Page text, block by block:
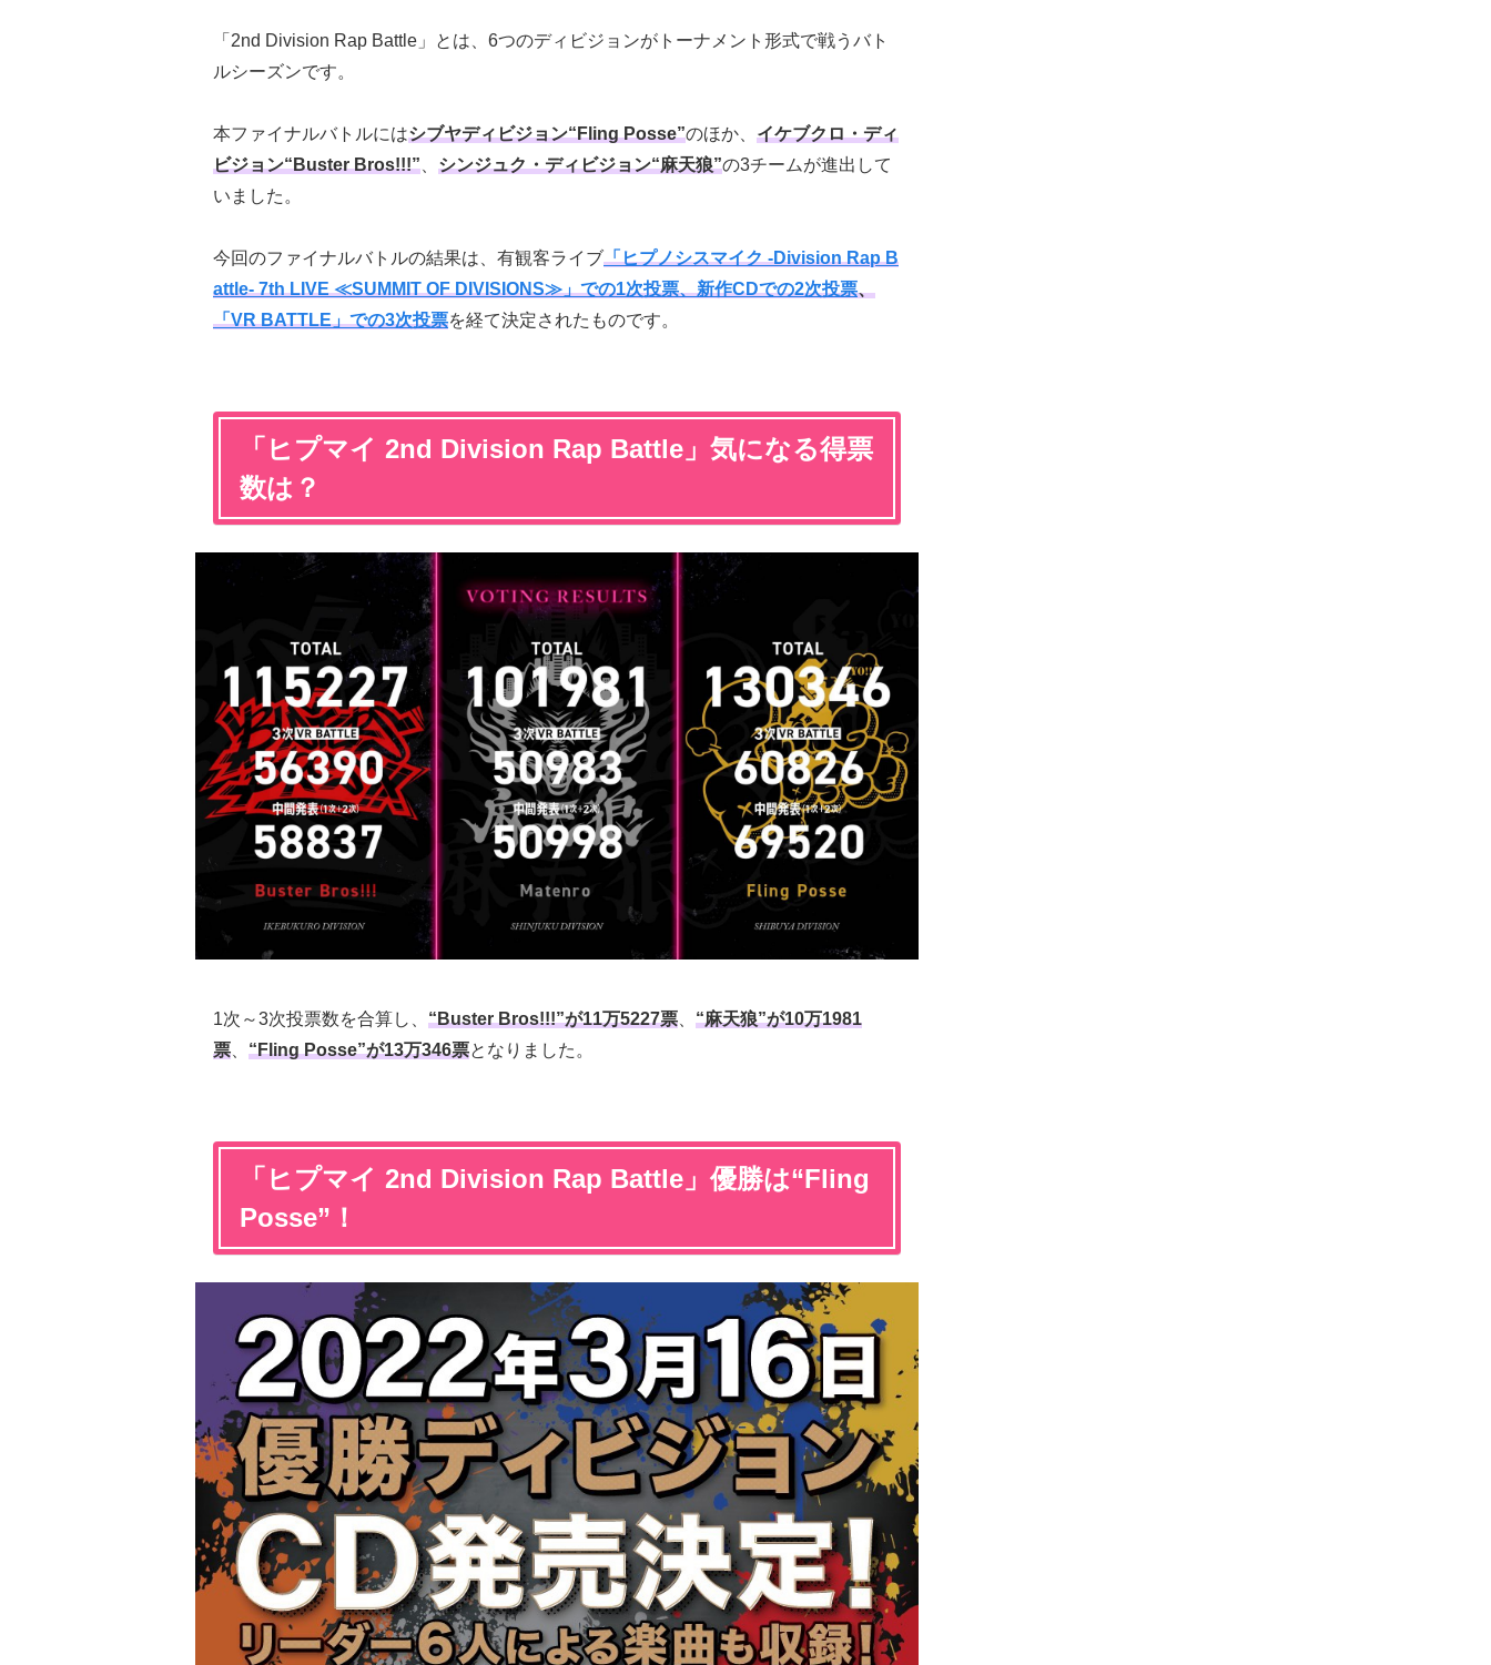
「2nd Division Rap Battle」とは、6つのディビジョンがトーナメント形式で戦うバト
ルシーズンです。
本ファイナルバトルにはシブヤディビジョン“Fling Posse”のほか、 イケブクロ・ディ
ビジョン“Buster Bros!!!”
シンジュク・ディビジョン“麻天狼”の3チームが進出して
いました。
今回のファイナルバトルの結果は、有観客ライブ「ヒプノシスマイク -Division Rap B
attle- 7th LIVE ≪SUMMIT OF DIVISIONS≫」での1次投票、新作CDでの2次投票、
「VR BATTLE」での3次投票を経て決定されたものです。
「ヒプマイ 2nd Division Rap Battle」気になる得票
数は？
1次～3次投票数を合算し、 “Buster Bros!!!”が11万5227票
“麻天狼”が10万1981
票
“Fling Posse”が13万346票となりました。
「ヒプマイ 2nd Division Rap Battle」優勝は“Fling
Posse”！